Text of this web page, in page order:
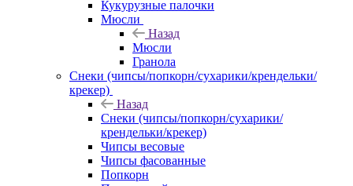
Кукурузные палочки
Мюсли
Назад
Мюсли
Гранола
Снеки (чипсы/попкорн/сухарики/крендельки/
крекер)
Назад
Снеки (чипсы/попкорн/сухарики/
крендельки/крекер)
Чипсы весовые
Чипсы фасованные
Попкорн